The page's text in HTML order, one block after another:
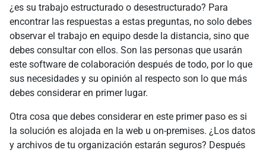
¿es su trabajo estructurado o desestructurado? Para
encontrar las respuestas a estas preguntas, no solo debes
observar el trabajo en equipo desde la distancia, sino que
debes consultar con ellos. Son las personas que usarán
este software de colaboración después de todo, por lo que
sus necesidades y su opinión al respecto son lo que más
debes considerar en primer lugar.
Otra cosa que debes considerar en este primer paso es si
la solución es alojada en la web u on-premises. ¿Los datos
y archivos de tu organización estarán seguros? Después